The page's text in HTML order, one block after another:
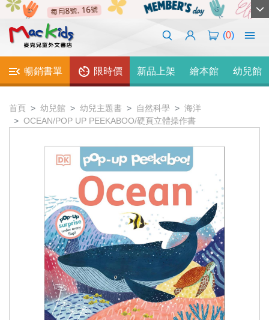
(0)
暢銷書單 限時價 新品上架 繪本館 幼兒館
首頁 幼兒館 幼兒主題書 自然科學
海洋
OCEAN/POP UP PEEKABOO/硬頁立體操作書